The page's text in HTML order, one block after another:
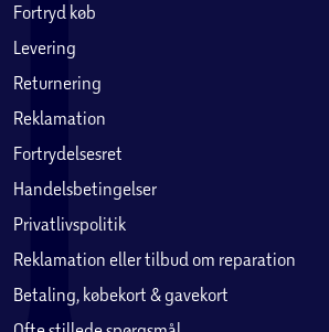
Fortryd køb
Levering
Returnering
Reklamation
Fortrydelsesret
Handelsbetingelser
Privatlivspolitik
Reklamation eller tilbud om reparation
Betaling, købekort & gavekort